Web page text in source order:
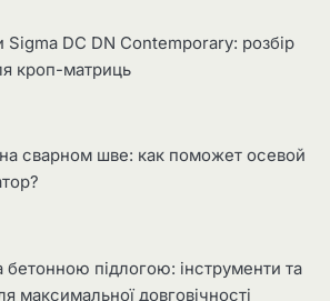
Sigma DC DN Contemporary: розбір
кроп-матриць
сварном шве: как поможет осевой
бетонною підлогою: інструменти та
максимальної довговічності